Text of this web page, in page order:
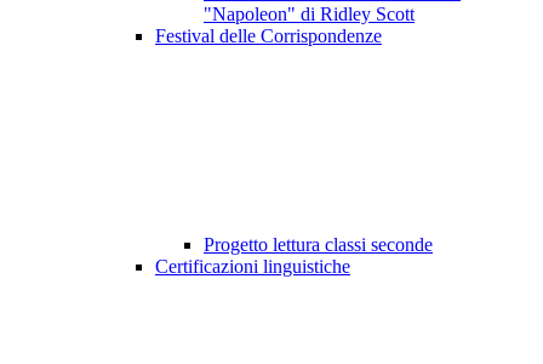
"Napoleon" di Ridley Scott
Festival delle Corrispondenze
Progetto lettura classi seconde
Certificazioni linguistiche